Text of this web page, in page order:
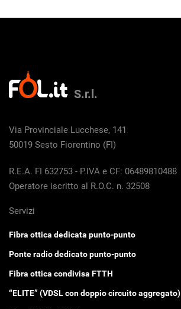
S.r.l.
Via Provinciale Lucchese, 141
50019 Sesto Fiorentino (FI)
R.E.A. FI 632753 - P.IVA e CF: 06489810488
Operatore iscritto al R.O.C. n. 32508
Servizi
Fibra ottica dedicata punto-punto
Ponte radio dedicato punto-punto
Fibra ottica condivisa FTTH
“ELITE” (VDSL con doppio circuito aggregato)